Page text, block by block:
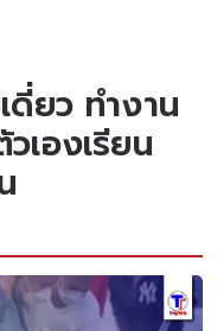
ยว ทำงาน
เองเรียน